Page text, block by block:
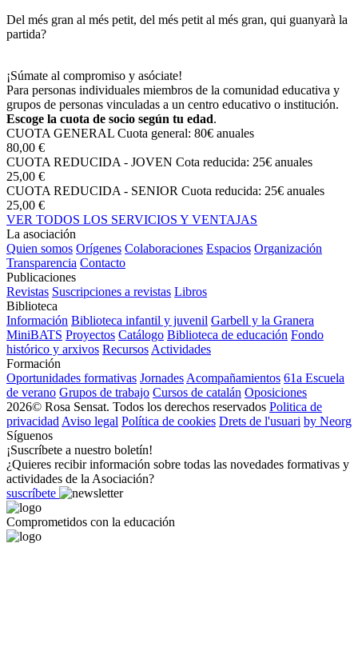
Del més gran al més petit, del més petit al més gran, qui gua­nyarà la
partida?
¡Súmate al compromiso y asóciate!
Para personas individuales miembros de la comunidad educativa y
grupos de personas vinculadas a un centro educativo o institución.
Escoge la cuota de socio según tu edad.
CUOTA GENERAL Cuota general: 80€ anuales
80,00 €
CUOTA REDUCIDA - JOVEN Cota reducida: 25€ anuales
25,00 €
CUOTA REDUCIDA - SENIOR Cuota reducida: 25€ anuales
25,00 €
VER TODOS LOS SERVICIOS Y VENTAJAS
La asociación
Quien somos Orígenes Colaboraciones Espacios Organización
Transparencia Contacto
Publicaciones
Revistas Suscripciones a revistas Libros
Biblioteca
Información Biblioteca infantil y juvenil Garbell y la Granera
MiniBATS Proyectos Catálogo Biblioteca de educación Fondo
histórico y arxivos Recursos Actividades
Formación
Oportunidades formativas Jornades Acompañamientos 61a Escuela
de verano Grupos de trabajo Cursos de catalán Oposiciones
2026© Rosa Sensat. Todos los derechos reservados Politica de
privacidad Aviso legal Política de cookies Drets de l'usuari by Neorg
Síguenos
¡Suscríbete a nuestro boletín!
¿Quieres recibir información sobre todas las novedades formativas y
actividades de la Asociación?
suscríbete
Comprometidos con la educación